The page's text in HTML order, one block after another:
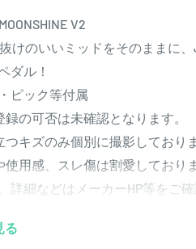
V2
けのいいミッドをそのままに
ダル！
ピック等付属
の可否は未確認となります。
キズのみ個別に撮影しておりま
用感、スレ傷は割愛しておりま
詳細などはメーカーHP等をご確
る